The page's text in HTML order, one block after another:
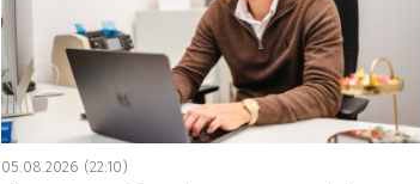
05.08.2026 (22:10)